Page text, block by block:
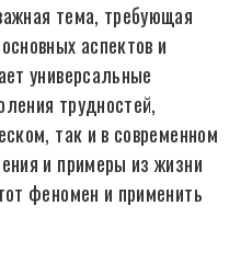
тема, требующая
аспектов и
универсальные
трудностей,
так и в современном
и примеры из жизни
феномен и применить